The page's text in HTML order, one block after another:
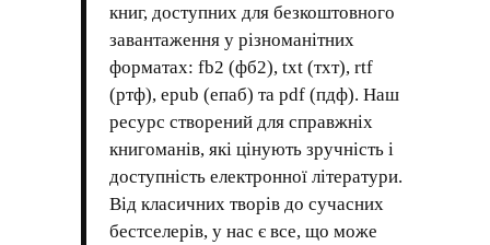
книг, доступних для безкоштовного
завантаження у різноманітних
форматах: fb2 (фб2), txt (тхт), rtf
(ртф), epub (епаб) та pdf (пдф). Наш
ресурс створений для справжніх
книгоманів, які цінують зручність і
доступність електронної літератури.
Від класичних творів до сучасних
бестселерів, у нас є все, що може